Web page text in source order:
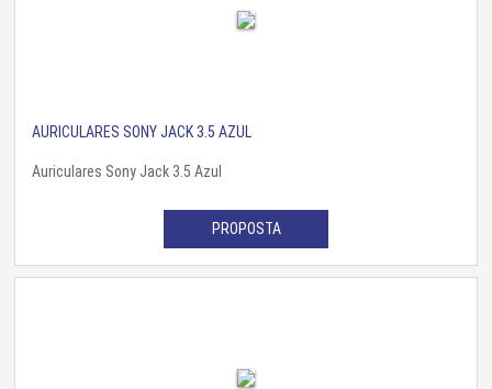
AURICULARES SONY JACK 3.5 AZUL
Auriculares Sony Jack 3.5 Azul
PROPOSTA